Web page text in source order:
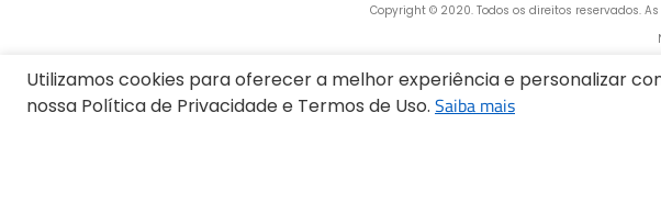
Copyright © 2020. Todos os direitos reservados.
Endereço: Rua Bertha Weege, 200 -
Utilizamos cookies para oferecer a melhor experiência e personalizar
nossa Política de Privacidade e Termos de Uso. Saiba mais